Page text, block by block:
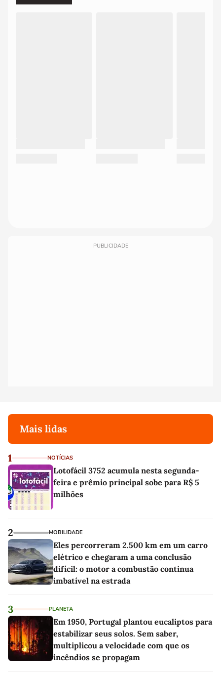
PUBLICIDADE
Mais lidas
1 NOTÍCIAS
Lotofácil 3752 acumula nesta segunda-
feira e prêmio principal sobe para R$ 5
milhões
2 MOBILIDADE
Eles percorreram 2.500 km em um carro
elétrico e chegaram a uma conclusão
difícil: o motor a combustão continua
imbatível na estrada
3 PLANETA
Em 1950, Portugal plantou eucaliptos para
estabilizar seus solos. Sem saber,
multiplicou a velocidade com que os
incêndios se propagam